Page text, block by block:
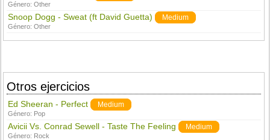
Género:Other
Snoop Dogg - Sweat (ft David Guetta) Medium
Género:Other
Otros ejercicios
Ed Sheeran - Perfect Medium
Género: Pop
Avicii Vs. Conrad Sewell - Taste The Feeling Medium
Género: Rock